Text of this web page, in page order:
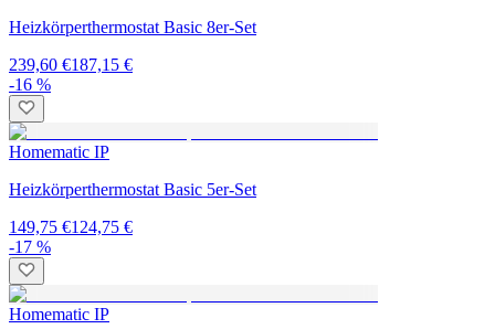
Heizkörperthermostat Basic 8er-Set
239,60 €187,15 €
-16 %
Homematic IP
Heizkörperthermostat Basic 5er-Set
149,75 €124,75 €
-17 %
Homematic IP